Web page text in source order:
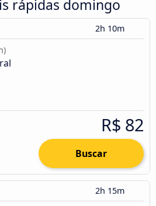
rápidas domingo
2h 10m
R$ 82
Buscar
2h 15m